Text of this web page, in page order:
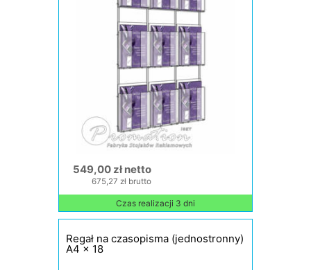
549,00 zł netto
675,27 zł brutto
Czas realizacji 3 dni
Regał na czasopisma (jednostronny)
A4 x 18